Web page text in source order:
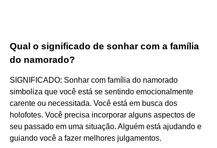
Qual o significado de sonhar com a família
do namorado?
SIGNIFICADO: Sonhar com família do namorado
simboliza que você está se sentindo emocionalmente
carente ou necessitada. Você está em busca dos
holofotes. Você precisa incorporar alguns aspectos de
seu passado em uma situação. Alguém está ajudando e
guiando você a fazer melhores julgamentos.